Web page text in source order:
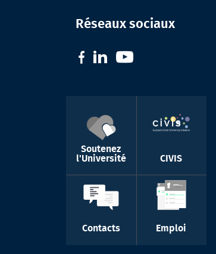
Réseaux sociaux
Soutenez
l'Université
CIVIS
Contacts Emploi